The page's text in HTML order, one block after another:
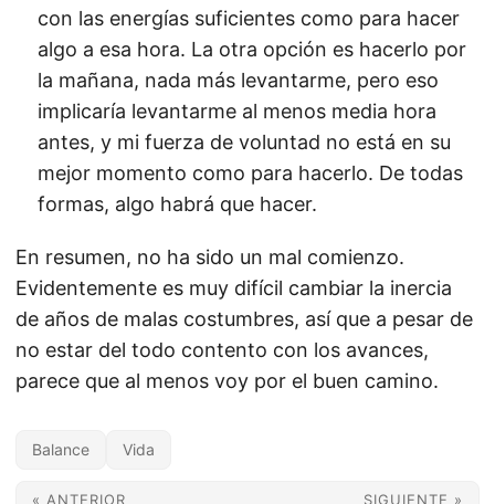
con las energías suficientes como para hacer
algo a esa hora. La otra opción es hacerlo por
la mañana, nada más levantarme, pero eso
implicaría levantarme al menos media hora
antes, y mi fuerza de voluntad no está en su
mejor momento como para hacerlo. De todas
formas, algo habrá que hacer.
En resumen, no ha sido un mal comienzo.
Evidentemente es muy difícil cambiar la inercia
de años de malas costumbres, así que a pesar de
no estar del todo contento con los avances,
parece que al menos voy por el buen camino.
Balance Vida
« ANTERIOR SIGUIENTE »